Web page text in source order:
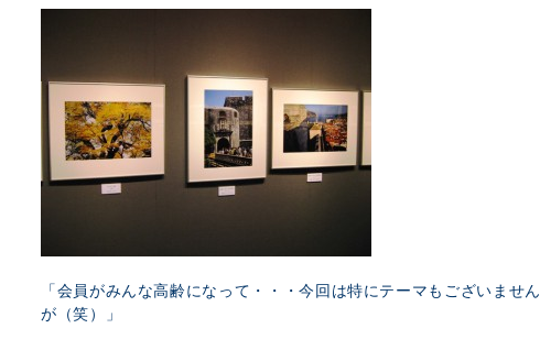
「会員がみんな高齢になって・・・今回は特にテーマもございません
が（笑）」